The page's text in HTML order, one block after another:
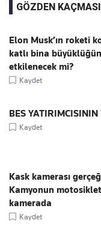
GÖZDEN
Elon Musk’ın roketi
katlı bina
etkilenecek mi?
Kaydet
BES
Kaydet
Kask kamerası
Kamyonun
kamerada
Kaydet